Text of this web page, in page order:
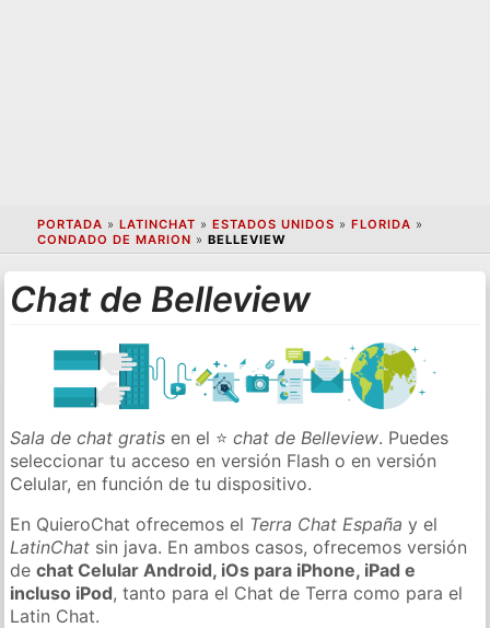
PORTADA » LATINCHAT » ESTADOS UNIDOS » FLORIDA »
CONDADO DE MARION » BELLEVIEW
Chat de Belleview
Sala de chat gratis en el ⭐chat de Belleview. Puedes
seleccionar tu acceso en versión Flash o en versión
Celular, en función de tu dispositivo.
En QuieroChat ofrecemos el Terra Chat España y el
LatinChat sin java. En ambos casos, ofrecemos versión
dechat Celular Android, iOs para iPhone, iPad e
incluso iPod, tanto para el Chat de Terra como para el
Latin Chat.